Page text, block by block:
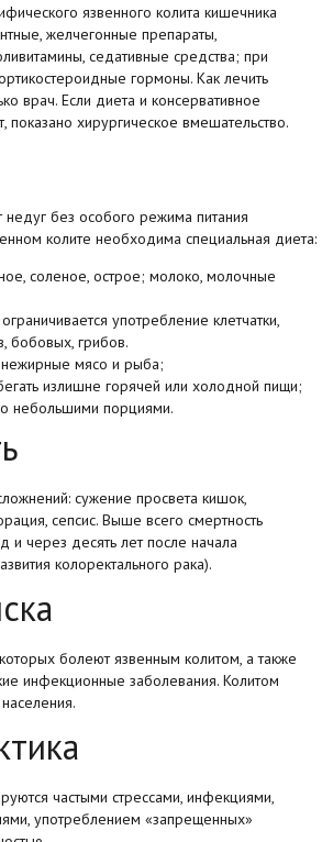
язвенного колита кишечника
желчегонные препараты,
седативные средства; при
гормоны. Как лечить
врач. Если диета и консервативное
показано хирургическое вмешательство.
недуг без особого режима питания
колите необходима специальная диета:
соленое, острое; молоко, молочные
употребление клетчатки,
бобовых, грибов.
мясо и рыба;
излишне горячей или холодной пищи;
небольшими порциями.
сужение просвета кишок,
сепсис. Выше всего смертность
и через десять лет после начала
колоректального рака).
болеют язвенным колитом, а также
инфекционные заболевания. Колитом
частыми стрессами, инфекциями,
употреблением «запрещенных»